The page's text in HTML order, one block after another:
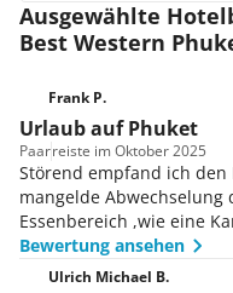
Ausgewählte
Best Western
Frank P.
Urlaub auf Phuket
Paarreiste im Oktober 2025
Störend empfand ich
mangelde
Essenbereich ,wie eine
Bewertung ansehen
Ulrich Michael B.